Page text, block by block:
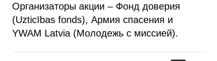
Организаторы акции – Фонд доверия
(Uzticības fonds), Армия спасения и
YWAM Latvia (Молодежь с миссией).